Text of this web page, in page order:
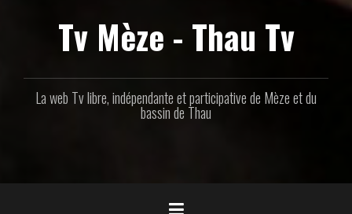
Tv Mèze - Thau Tv
La web Tv libre, indépendante et participative de Mèze et du
bassin de Thau